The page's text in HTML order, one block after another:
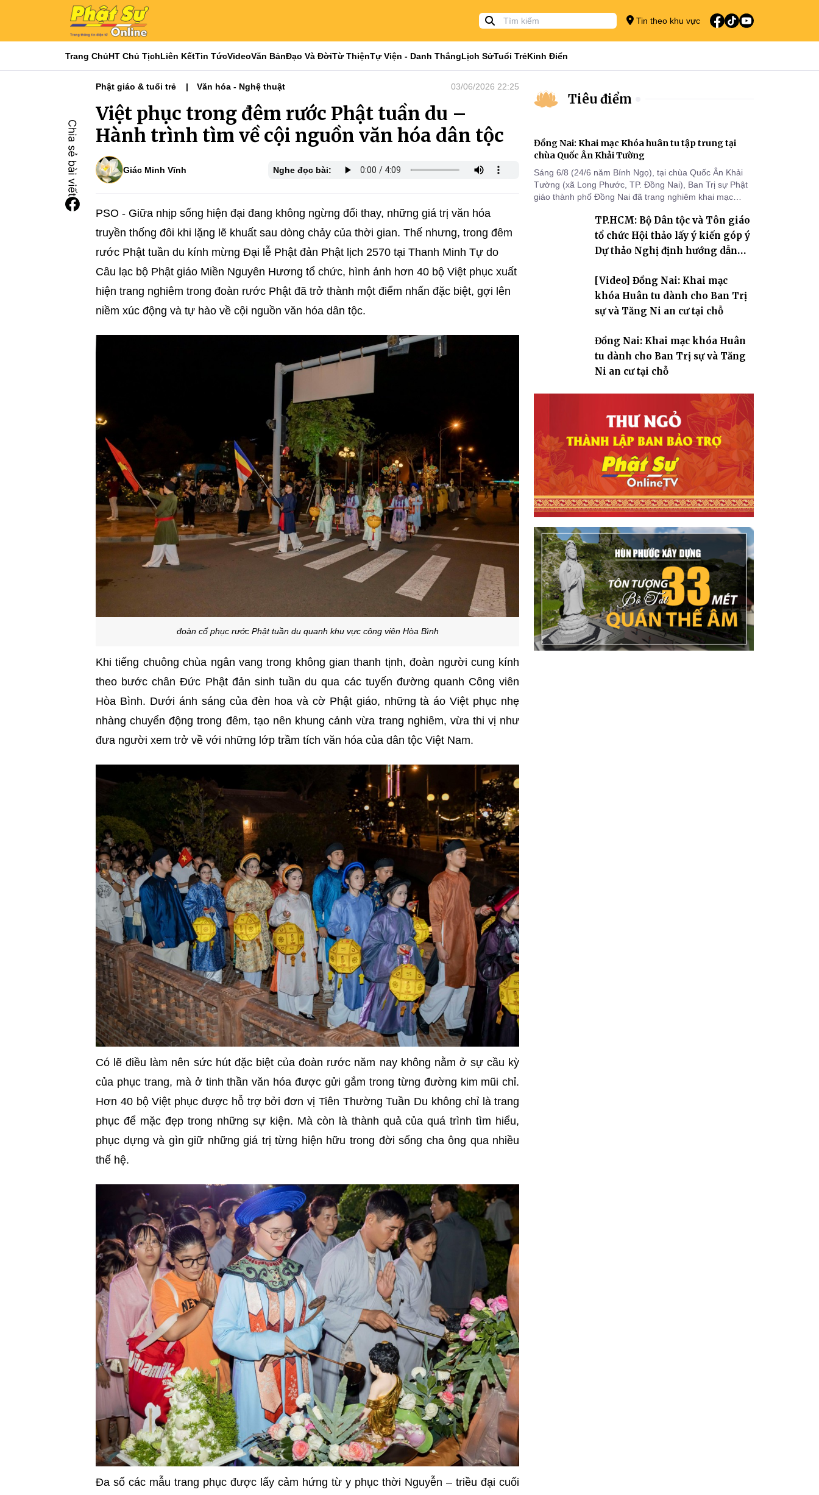
Tin theo khu vực
Trang ChủHT Chủ TịchLiên KếtTin TứcVideoVăn BảnĐạo Và ĐờiTừ ThiệnTự Viện - Danh ThắngLịch SửTuổi TrẻKinh Điển
Phật giáo & tuổi trẻ Văn hóa - Nghệ thuật 03/06/2026 22:25
Việt phục trong đêm rước Phật tuần du –
Hành trình tìm về cội nguồn văn hóa dân tộc
Giác Minh Vĩnh Nghe đọc bài:
PSO - Giữa nhịp sống hiện đại đang không ngừng đổi thay, những giá trị văn hóa
truyền thống đôi khi lặng lẽ khuất sau dòng chảy của thời gian. Thế nhưng, trong đêm
rước Phật tuần du kính mừng Đại lễ Phật đản Phật lịch 2570 tại Thanh Minh Tự do
Câu lạc bộ Phật giáo Miền Nguyên Hương tổ chức, hình ảnh hơn 40 bộ Việt phục xuất
hiện trang nghiêm trong đoàn rước Phật đã trở thành một điểm nhấn đặc biệt, gợi lên
niềm xúc động và tự hào về cội nguồn văn hóa dân tộc.
đoàn cổ phục rước Phật tuần du quanh khu vực công viên Hòa Bình
Khi tiếng chuông chùa ngân vang trong không gian thanh tịnh, đoàn người cung kính
theo bước chân Đức Phật đản sinh tuần du qua các tuyến đường quanh Công viên
Hòa Bình. Dưới ánh sáng của đèn hoa và cờ Phật giáo, những tà áo Việt phục nhẹ
nhàng chuyển động trong đêm, tạo nên khung cảnh vừa trang nghiêm, vừa thi vị như
đưa người xem trở về với những lớp trầm tích văn hóa của dân tộc Việt Nam.
Có lẽ điều làm nên sức hút đặc biệt của đoàn rước năm nay không nằm ở sự cầu kỳ
của phục trang, mà ở tinh thần văn hóa được gửi gắm trong từng đường kim mũi chỉ.
Hơn 40 bộ Việt phục được hỗ trợ bởi đơn vị Tiên Thường Tuần Du không chỉ là trang
phục để mặc đẹp trong những sự kiện. Mà còn là thành quả của quá trình tìm hiểu,
phục dựng và gìn giữ những giá trị từng hiện hữu trong đời sống cha ông qua nhiều
thế hệ.
Đa số các mẫu trang phục được lấy cảm hứng từ y phục thời Nguyễn – triều đại cuối
Tiêu điểm
Đồng Nai: Khai mạc Khóa huân tu tập trung tại
chùa Quốc Ân Khải Tường
Sáng 6/8 (24/6 năm Bính Ngọ), tại chùa Quốc Ân Khải
Tường (xã Long Phước, TP. Đồng Nai), Ban Trị sự Phật
giáo thành phố Đồng Nai đã trang nghiêm khai mạc
2570 dành cho chư Tăng hành giả an cư tại chỗ khu vực
VII, VIII và trường hạ chùa Quốc Ân Khải Tường.
TP.HCM: Bộ Dân tộc và Tôn giáo
tổ chức Hội thảo lấy ý kiến góp ý
Dự thảo Nghị định hướng dẫn
giáo
[Video] Đồng Nai: Khai mạc
khóa Huân tu dành cho Ban Trị
sự và Tăng Ni an cư tại chỗ
Đồng Nai: Khai mạc khóa Huân
tu dành cho Ban Trị sự và Tăng
Ni an cư tại chỗ